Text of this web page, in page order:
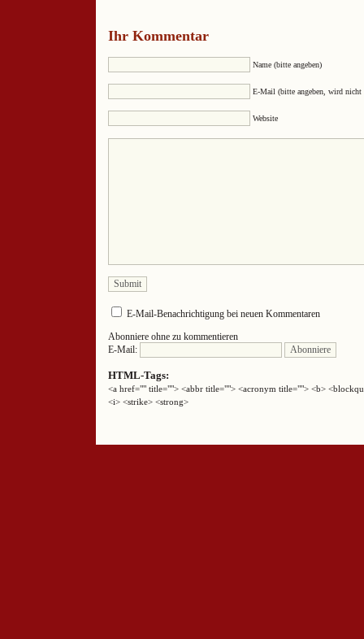
Ihr Kommentar
Name (bitte angeben)
E-Mail (bitte angeben, wird nicht
Website
E-Mail-Benachrichtigung bei neuen Kommentaren
Abonniere ohne zu kommentieren
E-Mail:
HTML-Tags:
<a href="" title=""> <abbr title=""> <acronym title=""> <b>
<i> <strike> <strong>